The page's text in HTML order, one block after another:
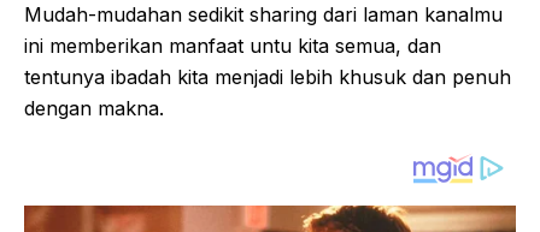
Mudah-mudahan sedikit sharing dari laman kanalmu
ini memberikan manfaat untu kita semua, dan
tentunya ibadah kita menjadi lebih khusuk dan penuh
dengan makna.